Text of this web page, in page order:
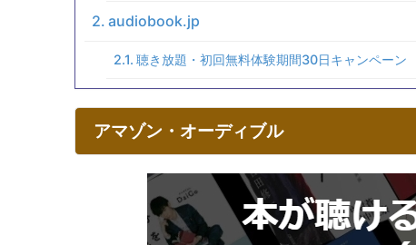
audiobook.jp
聴き放題・初回無料体験期間30日キャンペーン
アマゾン・オーディブル